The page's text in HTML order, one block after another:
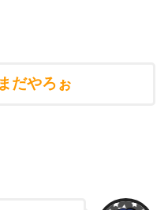
だやろぉ